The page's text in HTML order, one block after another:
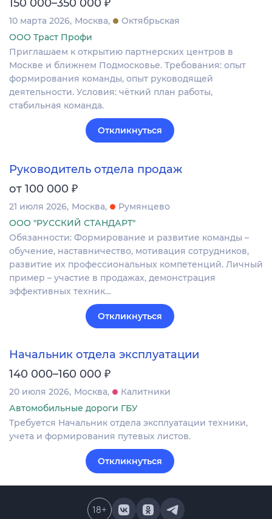
150 000–350 000
10 марта 2026 Москва
Октябрьская
ООО Траст Профи
Приглашаем к открытию партнерских центров в
Москве и ближнем Подмосковье. Требования: опыт
формирования команды, опыт руководящей
деятельности. Условия: чёткий план работы,
стабильная команда.
Откликнуться
Руководитель отдела продаж
от 100 000 ₽
21 июля 2026 Москва
Румянцево
ООО "РУССКИЙ СТАНДАРТ"
Обязанности: Формирование и развитие команды –
обучение, наставничество, мотивация сотрудников,
развитие их профессиональных компетенций. Личный
пример – участие в продажах, демонстрация
эффективных техник…
Откликнуться
Начальник отдела эксплуатации
140 000–160 000 ₽
20 июля 2026 Москва
Калитники
Автомобильные дороги ГБУ
Требуется Начальник отдела эксплуатации техники,
учета и формирования путевых листов.
Откликнуться
18+